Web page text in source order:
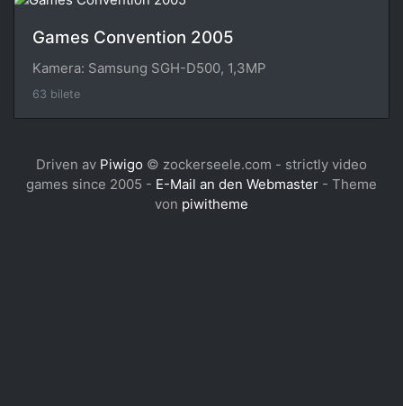
Games Convention 2005
Kamera: Samsung SGH-D500, 1,3MP
63 bilete
Driven av Piwigo © zockerseele.com - strictly video
games since 2005 - E-Mail an den Webmaster - Theme
von piwitheme